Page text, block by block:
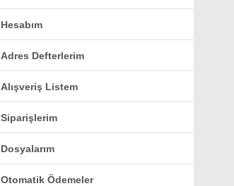
Hesabım
Adres Defterlerim
Alışveriş Listem
Siparişlerim
Dosyalarım
Otomatik Ödemeler